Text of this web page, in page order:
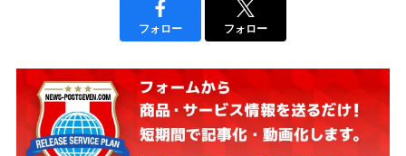
フォロー フォロー